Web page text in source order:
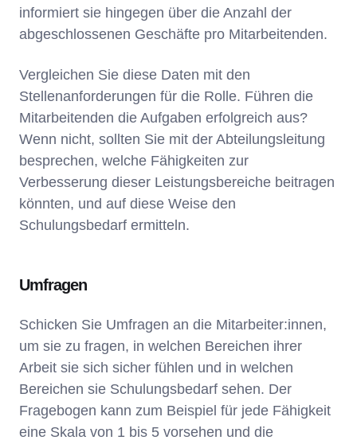
informiert sie hingegen über die Anzahl der
abgeschlossenen Geschäfte pro Mitarbeitenden.
Vergleichen Sie diese Daten mit den
Stellenanforderungen für die Rolle. Führen die
Mitarbeitenden die Aufgaben erfolgreich aus?
Wenn nicht, sollten Sie mit der Abteilungsleitung
besprechen, welche Fähigkeiten zur
Verbesserung dieser Leistungsbereiche beitragen
könnten, und auf diese Weise den
Schulungsbedarf ermitteln.
Umfragen
Schicken Sie Umfragen an die Mitarbeiter:innen,
um sie zu fragen, in welchen Bereichen ihrer
Arbeit sie sich sicher fühlen und in welchen
Bereichen sie Schulungsbedarf sehen. Der
Fragebogen kann zum Beispiel für jede Fähigkeit
eine Skala von 1 bis 5 vorsehen und die